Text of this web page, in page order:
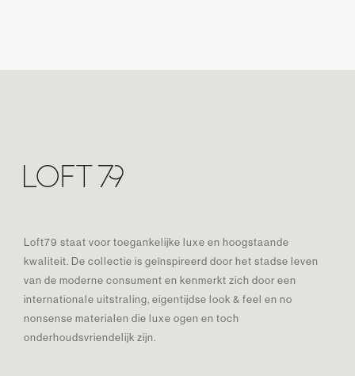
Loft79 staat voor toegankelijke luxe en hoogstaande
kwaliteit. De collectie is geïnspireerd door het stadse leven
van de moderne consument en kenmerkt zich door een
internationale uitstraling, eigentijdse look & feel en no
nonsense materialen die luxe ogen en toch
onderhoudsvriendelijk zijn.